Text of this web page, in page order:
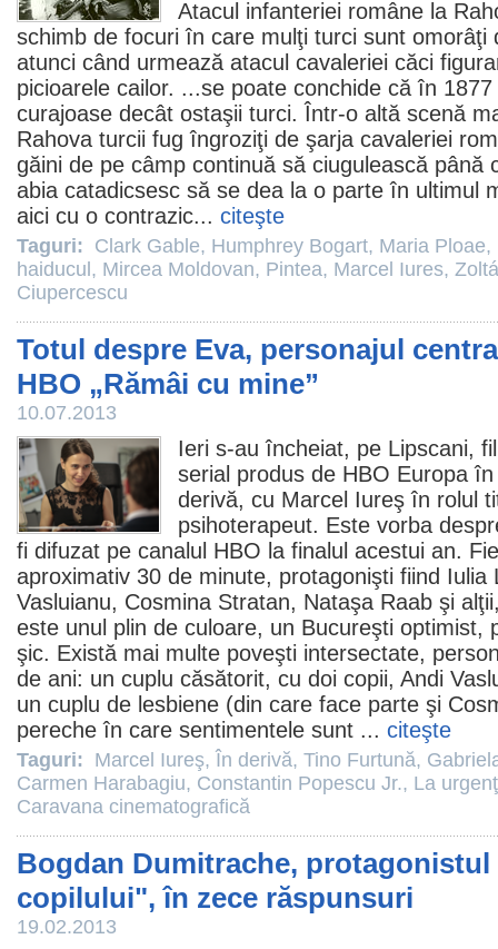
Atacul infanteriei române la
schimb de focuri în care mulţi turci sunt omorâţi
atunci când urmează atacul cavaleriei căci
picioarele cailor. ...se poate conchide că în
curajoase decât ostaşii turci. Într-o altă scenă
Rahova turcii fug îngroziţi de şarja cavaleriei
găini de pe câmp continuă să ciugulească până
abia catadicsesc să se dea la o parte în ultimul
aici cu o contrazic... citeşte
Taguri: Clark Gable, Humphrey Bogart, Maria Ploae,
haiducul , Mircea Moldovan, Pintea, Marcel Iures,
Ciupercescu
Totul despre Eva, personajul
HBO „Rămâi cu mine”
10.07.2013
Ieri s-au încheiat, pe Lipscani,
serial produs de HBO Europa
derivă, cu Marcel Iureş în rolul
psihoterapeut. Este vorba
fi difuzat pe canalul HBO la finalul acestui an.
aproximativ 30 de minute, protagonişti fiind Iulia
Vasluianu, Cosmina Stratan, Nataşa Raab şi
este unul plin de culoare, un Bucureşti optimist,
şic. Există mai multe poveşti intersectate,
de ani: un cuplu căsătorit, cu doi copii, Andi
un cuplu de lesbiene (din care face parte şi
pereche în care sentimentele sunt ... citeşte
Taguri: Marcel Iureş, În derivă, Tino Furtună,
Carmen Harabagiu, Constantin Popescu Jr., La
Caravana cinematografică
Bogdan Dumitrache,
copilului", în zece răspunsuri
19.02.2013